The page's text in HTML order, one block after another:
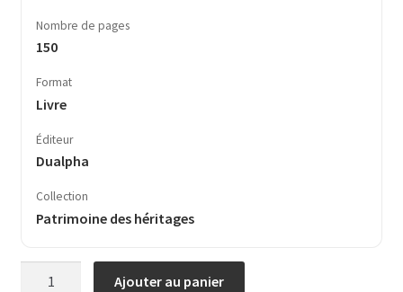
Nombre de pages
150
Format
Livre
Éditeur
Dualpha
Collection
Patrimoine des héritages
Ajouter au panier